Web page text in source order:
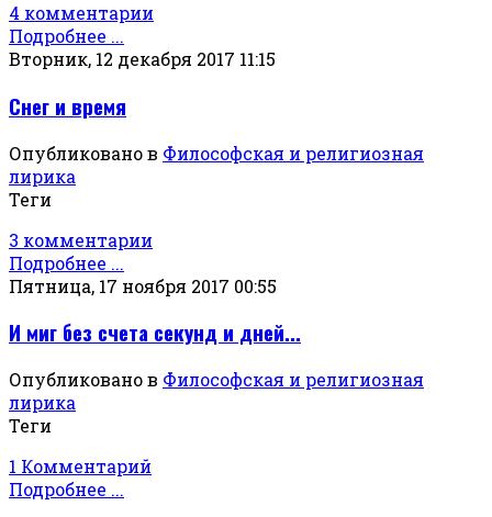
4 комментарии
Подробнее ...
Вторник, 12 декабря 2017 11:15
Снег и время
Опубликовано в Философская и религиозная
лирика
Теги
3 комментарии
Подробнее ...
Пятница, 17 ноября 2017 00:55
И миг без счета секунд и дней...
Опубликовано в Философская и религиозная
лирика
Теги
1 Комментарий
Подробнее ...